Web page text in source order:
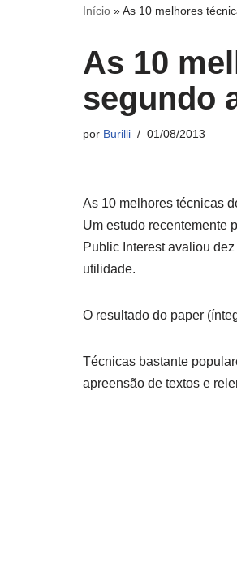
Início »As 10 melhores
As 10
segundo
por Burilli 01/08/2013
As 10 melhores técnicas
Um estudo recentemente
Public Interest avaliou
utilidade.
O resultado do paper
Técnicas bastante
apreensão de textos e